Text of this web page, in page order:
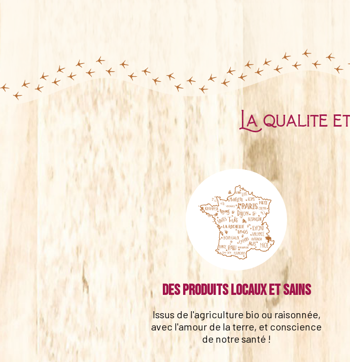
La qualité
Des produits locaux et sains
Issus de l'agriculture bio ou raisonnée,
avec l'amour de la terre, et conscience
de notre santé !